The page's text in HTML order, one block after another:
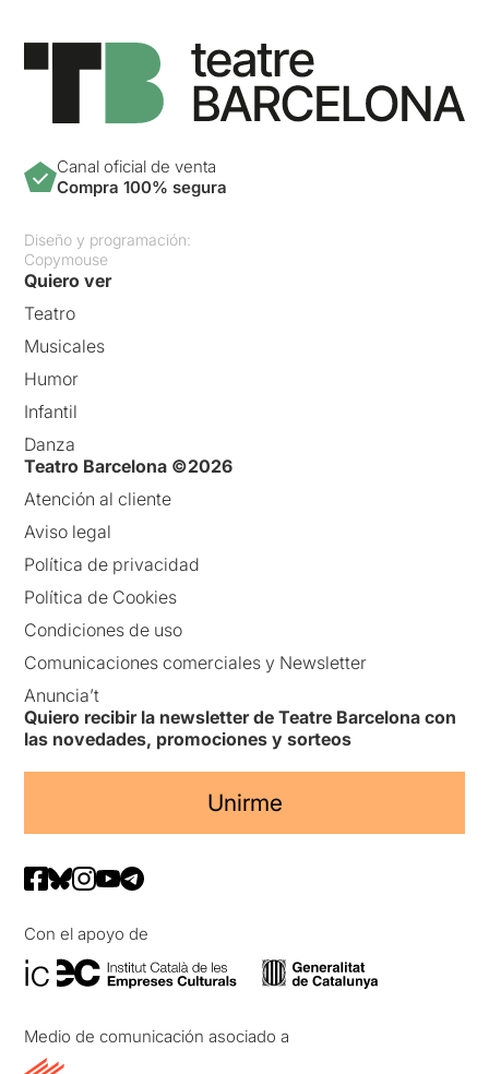
Canal oficial de venta
Compra 100% segura
Diseño y programación:
Copymouse
Quiero ver
Teatro
Musicales
Humor
Infantil
Danza
Teatro Barcelona ©2026
Atención al cliente
Aviso legal
Política de privacidad
Política de Cookies
Condiciones de uso
Comunicaciones comerciales y Newsletter
Anuncia’t
Quiero recibir la newsletter de Teatre Barcelona con
las novedades, promociones y sorteos
Unirme
Con el apoyo de
Medio de comunicación asociado a